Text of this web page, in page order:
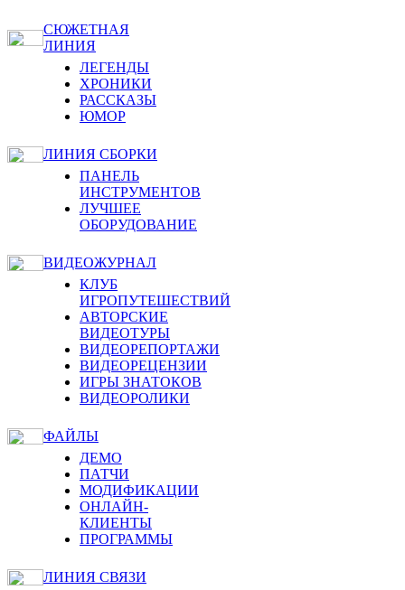
СЮЖЕТНАЯ
ЛИНИЯ
ЛЕГЕНДЫ
ХРОНИКИ
РАССКАЗЫ
ЮМОР
ЛИНИЯ СБОРКИ
ПАНЕЛЬ
ИНСТРУМЕНТОВ
ЛУЧШЕЕ
ОБОРУДОВАНИЕ
ВИДЕОЖУРНАЛ
КЛУБ
ИГРОПУТЕШЕСТВИЙ
АВТОРСКИЕ
ВИДЕОТУРЫ
ВИДЕОРЕПОРТАЖИ
ВИДЕОРЕЦЕНЗИИ
ИГРЫ ЗНАТОКОВ
ВИДЕОРОЛИКИ
ФАЙЛЫ
ДЕМО
ПАТЧИ
МОДИФИКАЦИИ
ОНЛАЙН-
КЛИЕНТЫ
ПРОГРАММЫ
ЛИНИЯ СВЯЗИ